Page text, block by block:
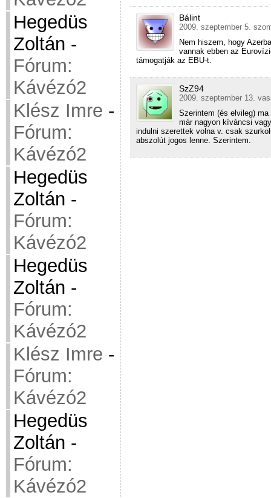
Hegedüs
Zoltán -
Fórum:
Kávézó2
Klész Imre -
Fórum:
Kávézó2
Hegedüs
Zoltán -
Fórum:
Kávézó2
Hegedüs
Zoltán -
Fórum:
Kávézó2
Klész Imre -
Fórum:
Kávézó2
Hegedüs
Zoltán -
Fórum:
Kávézó2
Bálint
2009. szeptember 5.
Nem hiszem, hogy
vannak ebben az
támogatják az EBU-t.
SzZ94
2009. szeptember 13.
Szerintem (és elvileg)
már nagyon kíváncsi
indulni szerettek volna v. csak
abszolút jogos lenne. Szerintem.